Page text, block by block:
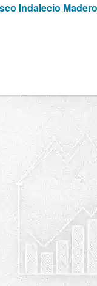
Indalecio Madero